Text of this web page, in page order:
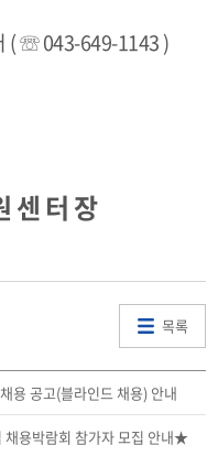
(☏043-649-1143 )
센 터 장
목록
용 공고(블라인드 채용) 안내
용박람회 참가자 모집 안내★